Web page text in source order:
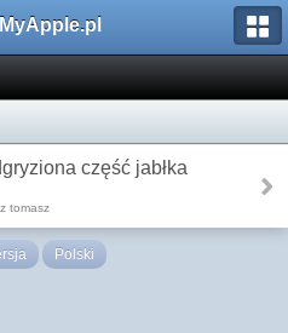
część jabłka
tomasz
Polski